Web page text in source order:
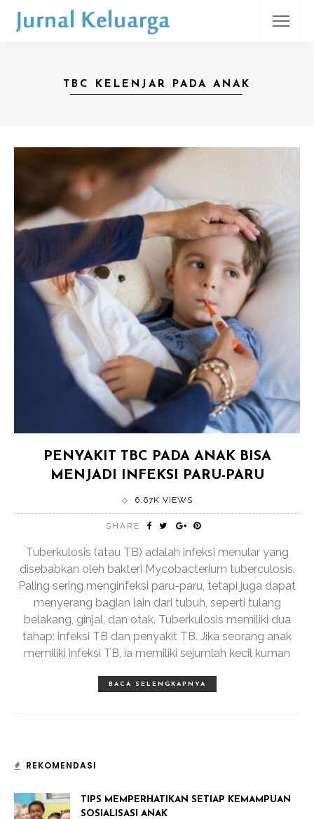
TBC KELENJAR PADA ANAK
PENYAKIT TBC PADA ANAK BISA
MENJADI INFEKSI PARU-PARU
6.67K VIEWS
SHARE
Tuberkulosis (atau TB) adalah infeksi menular yang
disebabkan oleh bakteri Mycobacterium tuberculosis.
Paling sering menginfeksi paru-paru, tetapi juga dapat
menyerang bagian lain dari tubuh, seperti tulang
belakang, ginjal, dan otak. Tuberkulosis memiliki dua
tahap: infeksi TB dan penyakit TB. Jika seorang anak
memiliki infeksi TB, ia memiliki sejumlah kecil kuman
BACA SELENGKAPNYA
REKOMENDASI
TIPS MEMPERHATIKAN SETIAP KEMAMPUAN
SOSIALISASI ANAK